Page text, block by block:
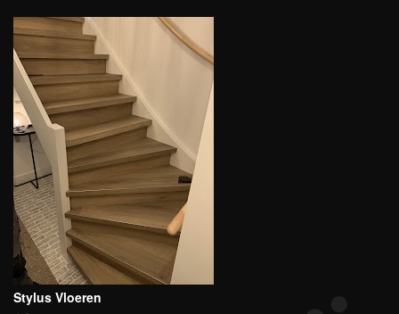
Stylus Vloeren